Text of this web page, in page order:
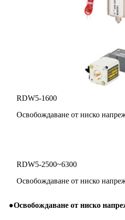
RDW5-1600
Освобождаване от ниско
RDW5-2500~6300
Освобождаване от ниско
●Освобождаване от ниско